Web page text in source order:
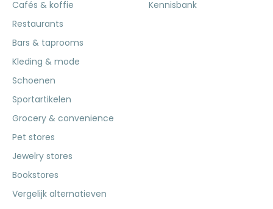
Cafés & koffie
Restaurants
Bars & taprooms
Kleding & mode
Schoenen
Sportartikelen
Grocery & convenience
Pet stores
Jewelry stores
Bookstores
Vergelijk alternatieven
Kennisbank